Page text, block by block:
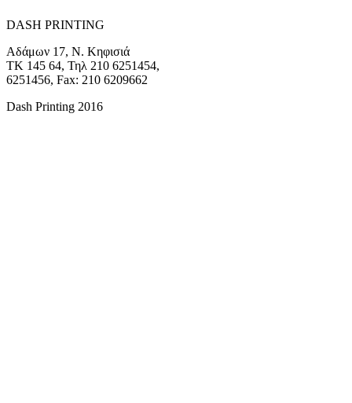
DASH PRINTING
Αδάμων 17, Ν. Κηφισιά
ΤΚ 145 64, Τηλ 210 6251454,
6251456, Fax: 210 6209662
Dash Printing 2016